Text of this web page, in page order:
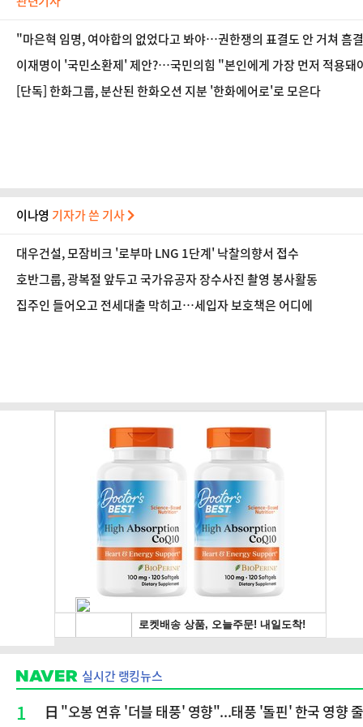
"마은혁 임명, 여야합의 없었다고 봐야…권한쟁의 표결도 안 거쳐 흠
이재명이 '국민소환제' 제안?…국민의힘 "본인에게 가장 먼저 적용돼
[단독] 한화그룹, 분산된 한화오션 지분 '한화에어로'로 모은다
이나영 기자가 쓴 기사
대우건설, 모잠비크 '로부마 LNG 1단계' 낙찰의향서 접수
호반그룹, 광복절 앞두고 국가유공자 장수사진 촬영 봉사활동
집주인 들어오고 전세대출 막히고…세입자 보호책은 어디에
실시간 랭킹뉴스
1 日 "오봉 연휴 '더블 태풍' 영향"...태풍 '돌핀' 한국 영향